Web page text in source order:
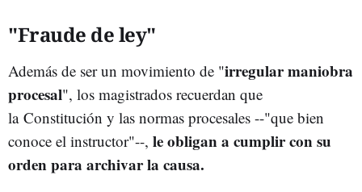
"Fraude de ley"
Además de ser un movimiento de "irregular maniobra
procesal", los magistrados recuerdan que
la Constitución y las normas procesales --"que bien
conoce el instructor"--, le obligan a cumplir con su
orden para archivar la causa.